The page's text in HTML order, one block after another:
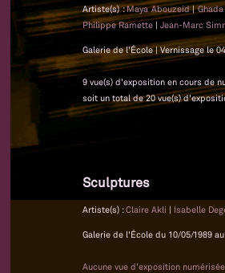
Artiste(s) :Maya Abouzeid|
Philippe Ramette | Jean-Marc
Galerie de l'École | Vernissage le
9 vue(s) d'exposition en cours de
soit un total de 20 vue(s)
Sculptures
Artiste(s) :Claire Akli | Isabelle
Galerie de l'École du 10/05/1989
Aucune vue d'exposition